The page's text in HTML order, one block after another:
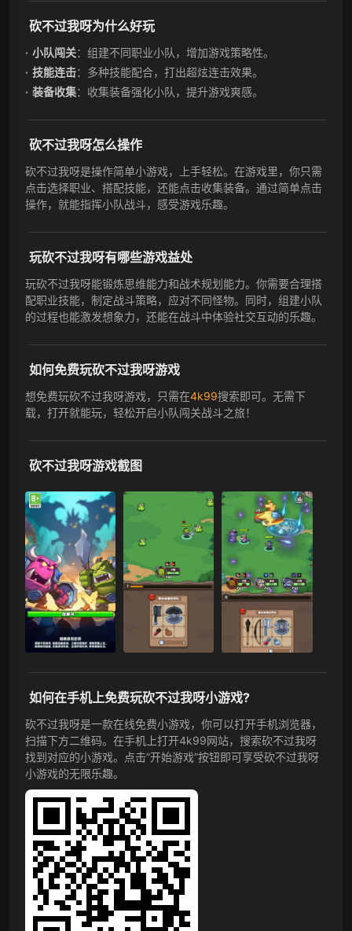
砍不过我呀为什么好玩
小队闯关：组建不同职业小队，增加游戏策略性。
技能连击：多种技能配合，打出超炫连击效果。
装备收集：收集装备强化小队，提升游戏爽感。
砍不过我呀怎么操作
砍不过我呀是操作简单小游戏，上手轻松。在游戏里，你只需
点击选择职业、搭配技能，还能点击收集装备。通过简单点击
操作，就能指挥小队战斗，感受游戏乐趣。
玩砍不过我呀有哪些游戏益处
玩砍不过我呀能锻炼思维能力和战术规划能力。你需要合理搭
配职业技能，制定战斗策略，应对不同怪物。同时，组建小队
的过程也能激发想象力，还能在战斗中体验社交互动的乐趣。
如何免费玩砍不过我呀游戏
想免费玩砍不过我呀游戏，只需在4k99搜索即可。无需下
载，打开就能玩，轻松开启小队闯关战斗之旅！
砍不过我呀游戏截图
如何在手机上免费玩砍不过我呀小游戏?
砍不过我呀是一款在线免费小游戏，你可以打开手机浏览器，
扫描下方二维码。在手机上打开4k99网站，搜索砍不过我呀
找到对应的小游戏。点击”开始游戏”按钮即可享受砍不过我呀
小游戏的无限乐趣。